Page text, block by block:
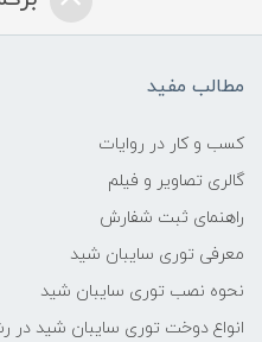
مطالب مفید
کسب و کار در روایات
گالری تصاویر و فیلم
راهنمای ثبت شفارش
معرفی توری سایبان شید
نحوه نصب توری سایبان شید
انواع دوخت توری سایبان شید در